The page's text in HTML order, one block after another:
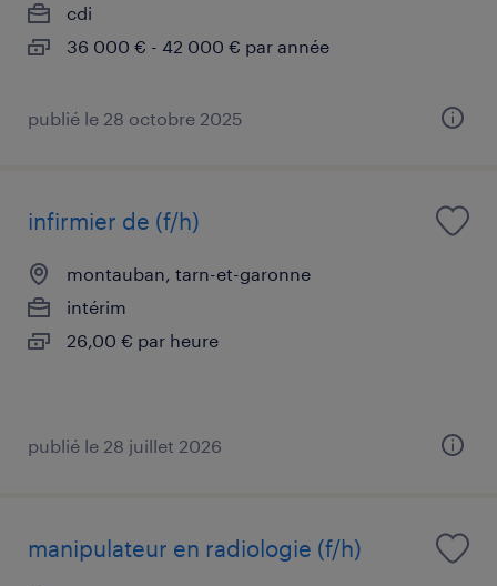
cdi
36 000 € - 42 000 € par année
publié le 28 octobre 2025
infirmier de (f/h)
montauban, tarn-et-garonne
intérim
26,00 € par heure
publié le 28 juillet 2026
manipulateur en radiologie (f/h)